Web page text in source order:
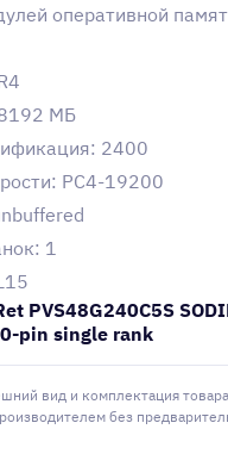
оперативной
МБ
2400
PC4-19200
1
PVS48G240C5S
pin single rank
вид и комплектация
без